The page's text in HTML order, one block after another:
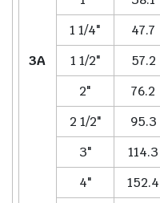
3A
1 1/4"
47.7
1 1/2"
57.2
2"
76.2
2 1/2"
95.3
3"
114.3
4"
152.4